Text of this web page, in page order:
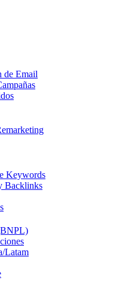
de Email
Keywords
Backlinks
Latam